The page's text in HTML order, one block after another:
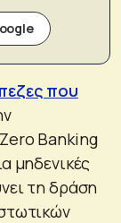
που
Banking
μηδενικές
τη δράση